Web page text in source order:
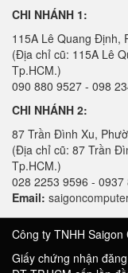
CHI NHÁNH 1:
115A Lê Quang Định,
(Địa chỉ cũ: 115A Lê
Tp.HCM.)
090 880 9527 - 098
CHI NHÁNH 2:
87 Trần Đình Xu,
(Địa chỉ cũ: 87 Trần
Tp.HCM.)
028 2253 9596 - 0937
Email:
Công ty TNHH Saigon
Giấy chứng nhận